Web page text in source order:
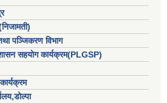
पञ्जिकरण विभाग
सहयाेग कार्यक्रम(PLGSP)